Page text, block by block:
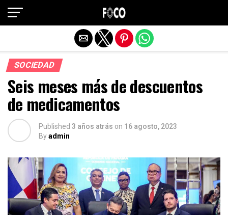
SOCIEDAD
Seis meses más de descuentos
de medicamentos
Published 3 años atrás on 16 agosto, 2023
Byadmin
Salir de la versión móvil